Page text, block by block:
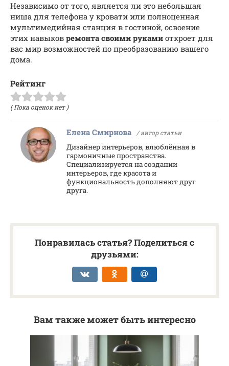
Независимо от того, является ли это небольшая
ниша для телефона у кровати или полноценная
мультимедийная станция в гостиной, освоение
этих навыков ремонта своими руками откроет для
вас мир возможностей по преобразованию вашего
дома.
Рейтинг
( Пока оценок нет )
Елена Смирнова / автор статьи
Дизайнер интерьеров, влюблённая в
гармоничные пространства.
Специализируется на создании
интерьеров, где красота и
функциональность дополняют друг
друга.
Понравилась статья? Поделиться с
друзьями:
Вам также может быть интересно